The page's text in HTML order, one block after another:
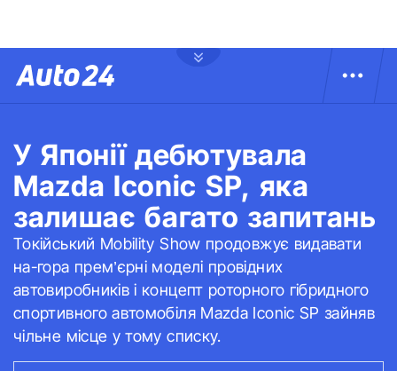
У Японії дебютувала
Mazda Iconic SP, яка
залишає багато запитань
Токійський Mobility Show продовжує видавати
на-гора прем’єрні моделі провідних
автовиробників і концепт роторного гібридного
спортивного автомобіля Mazda Iconic SP зайняв
чільне місце у тому списку.